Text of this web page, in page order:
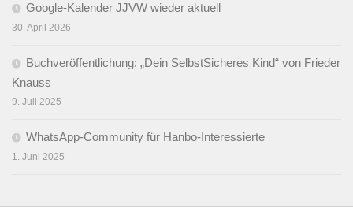
Google-Kalender JJVW wieder aktuell
30. April 2026
Buchveröffentlichung: „Dein SelbstSicheres Kind“ von Frieder
Knauss
9. Juli 2025
WhatsApp-Community für Hanbo-Interessierte
1. Juni 2025